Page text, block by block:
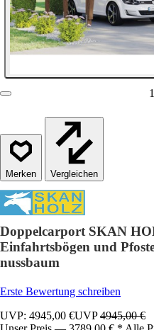
1
Vergleichen
Doppelcarport SKAN
Einfahrtsbögen und
nussbaum
Erste Bewertung schreiben
UVP: 4945,00 €UVP4945,00 €